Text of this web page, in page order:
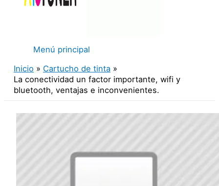
Menú principal
Inicio
Cartucho de tinta
La conectividad un factor importante, wifi y
bluetooth, ventajas e inconvenientes.